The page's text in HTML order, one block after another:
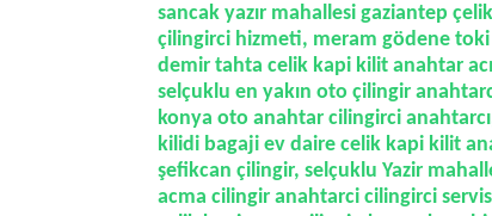
sancak yazır mahallesi gaziantep
çilingirci hizmeti, meram gödene
demir tahta celik kapi kilit anahtar
selçuklu en yakın oto çilingir
konya oto anahtar cilingirci
kilidi bagaji ev daire celik kapi kilit
şefikcan çilingir, selçuklu Yazir
acma cilingir anahtarci cilingirci